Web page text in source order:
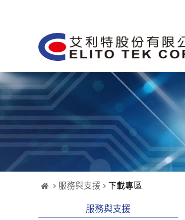
服務與支援 下載專區
服務與支援